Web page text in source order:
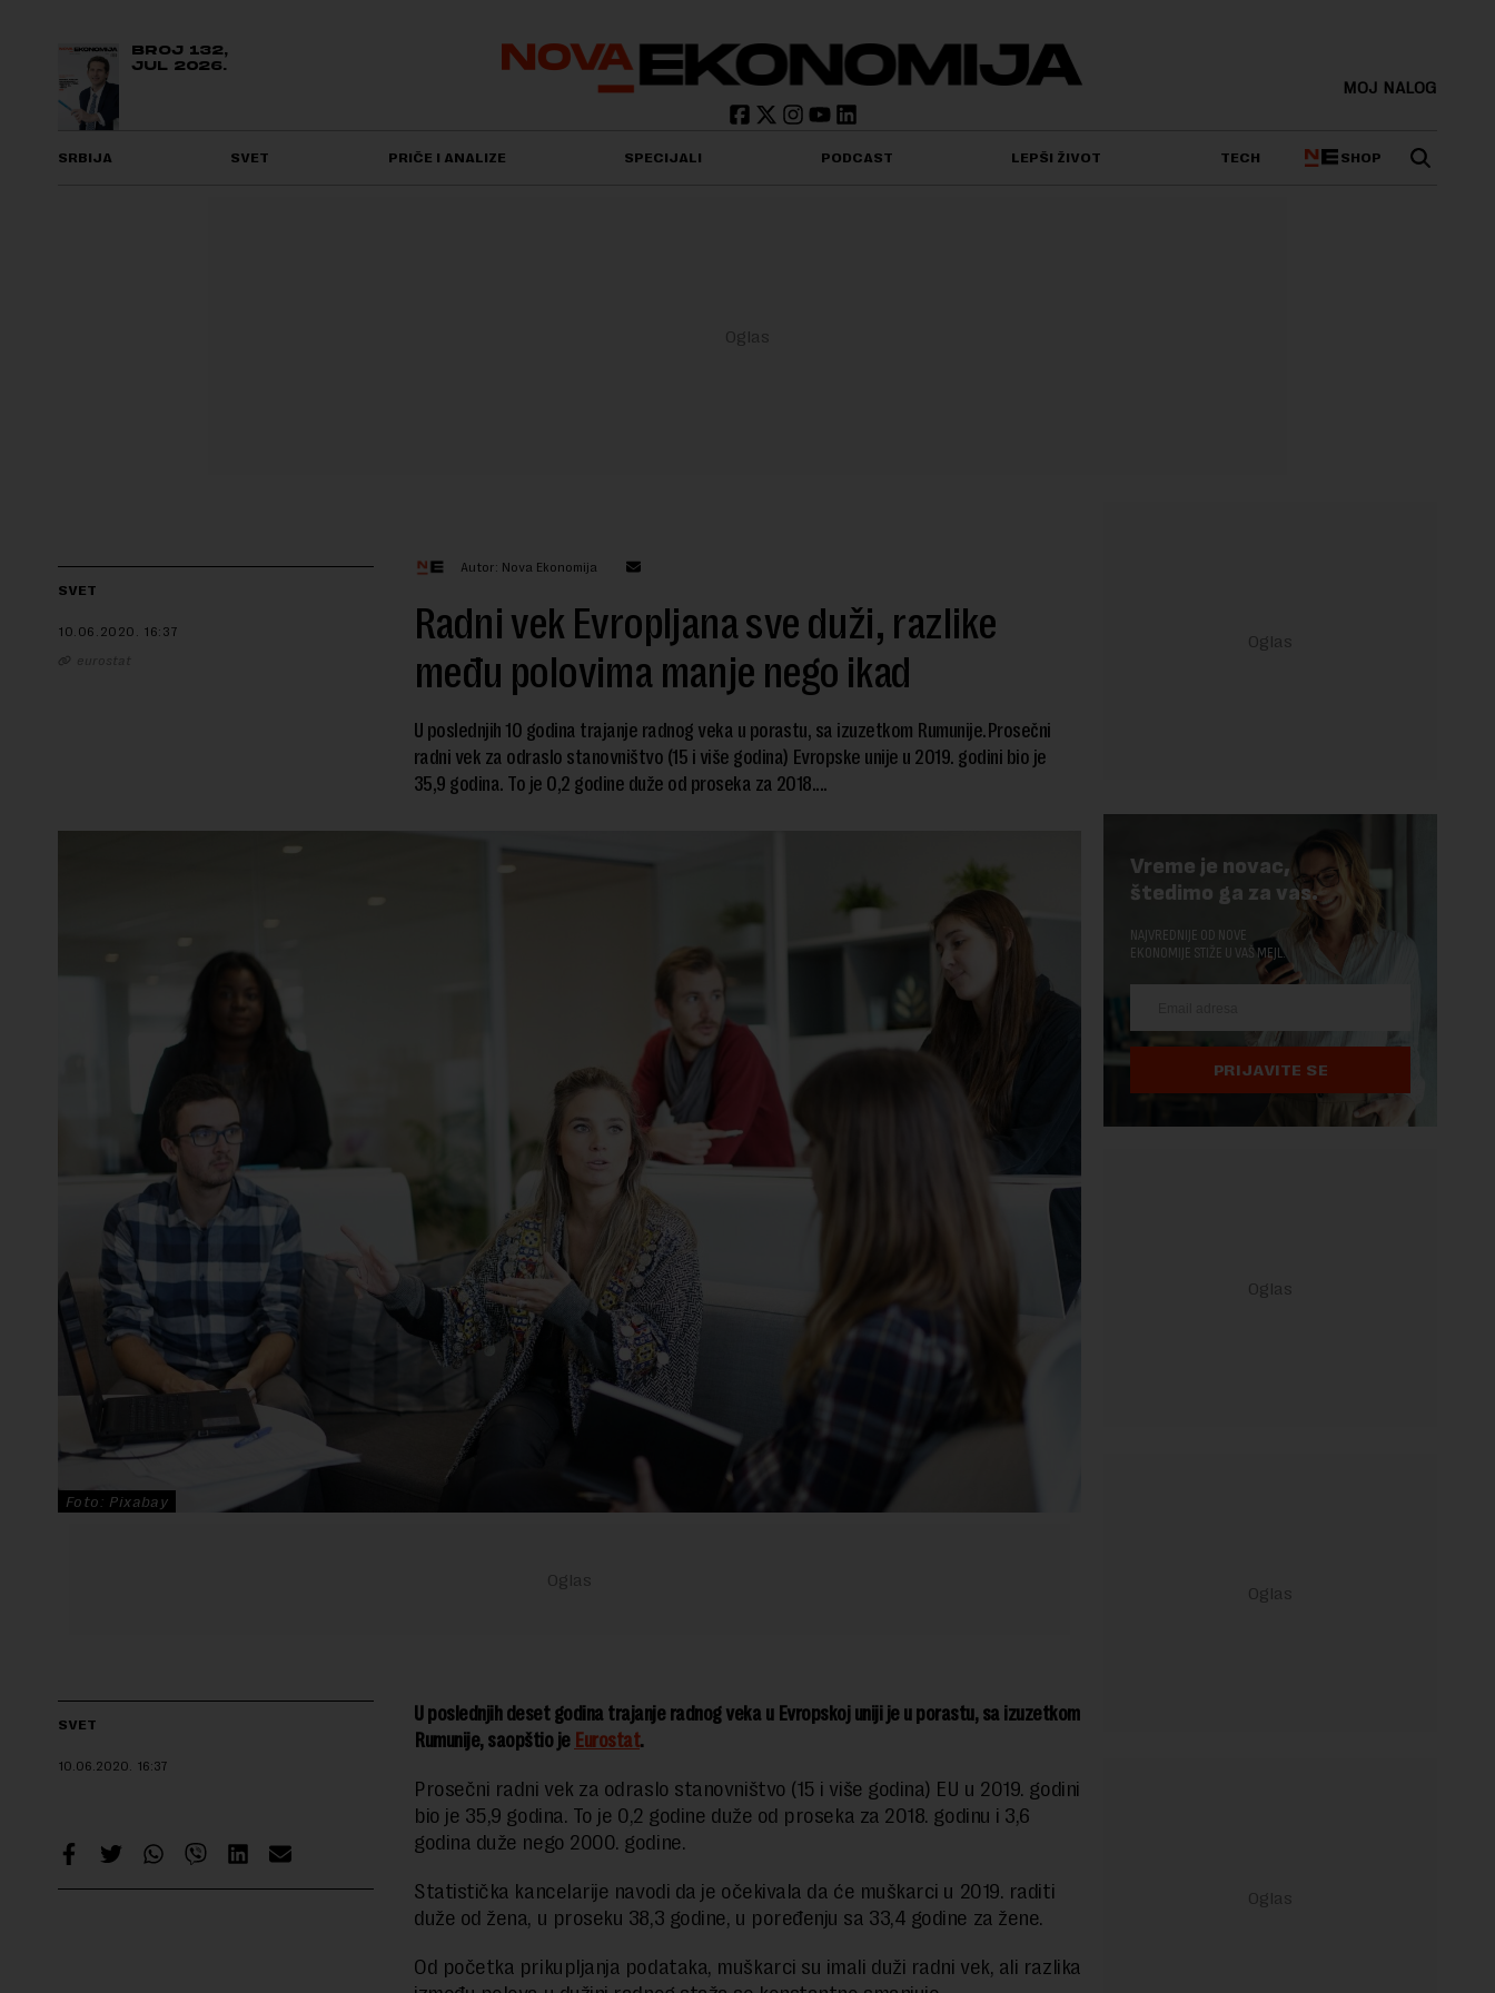
BROJ 132,
JUL 2026.
MOJ NALOG
SRBIJA SVET PRIČE I ANALIZE SPECIJALI PODCAST LEPŠI ŽIVOT TECH SHOP
SVET
10.06.2020. 16:37
eurostat
Autor: Nova Ekonomija
Radni vek Evropljana sve duži, razlike
među polovima manje nego ikad
U poslednjih 10 godina trajanje radnog veka u porastu, sa izuzetkom Rumunije.Prosečni
radni vek za odraslo stanovništvo (15 i više godina) Evropske unije u 2019. godini bio je
35,9 godina. To je 0,2 godine duže od proseka za 2018....
Foto: Pixabay
SVET
10.06.2020. 16:37
U poslednjih deset godina trajanje radnog veka u Evropskoj uniji je u porastu, sa izuzetkom
Rumunije, saopštio je Eurostat.
Prosečni radni vek za odraslo stanovništvo (15 i više godina) EU u 2019. godini
bio je 35,9 godina. To je 0,2 godine duže od proseka za 2018. godinu i 3,6
godina duže nego 2000. godine.
Statistička kancelarije navodi da je očekivala da će muškarci u 2019. raditi
duže od žena, u proseku 38,3 godine, u poređenju sa 33,4 godine za žene.
Od početka prikupljanja podataka, muškarci su imali duži radni vek, ali razlika
Vreme je novac,
štedimo ga za vas.
NAJVREDNIJE OD NOVE
EKONOMIJE STIŽE U VAŠ MEJL.
PRIJAVITE SE